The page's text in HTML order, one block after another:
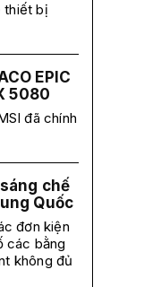
thiết bị
EPIC
5080
đã chính
chế
Quốc
đơn kiện
các bằng
không đủ